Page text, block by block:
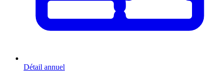
Détail annuel